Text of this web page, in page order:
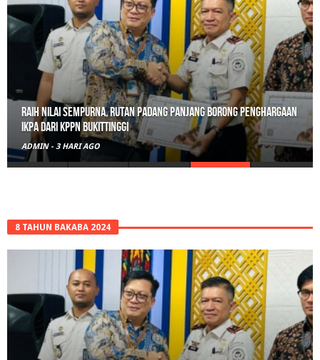
Raih Nilai Sempurna, Rutan Padang Panjang Borong Penghargaan
IKPA dari KPPN Bukittinggi
ADMIN - 3 HARI AGO
8 TAHUN BAKABA 2024